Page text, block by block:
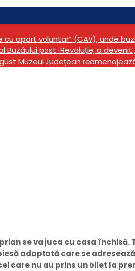
aport voluntar” (CAV), unde
post-Revoluție, a devenit
Muzeul Județean
se va juca cu casa
adaptată care se
care nu au prins un bilet la